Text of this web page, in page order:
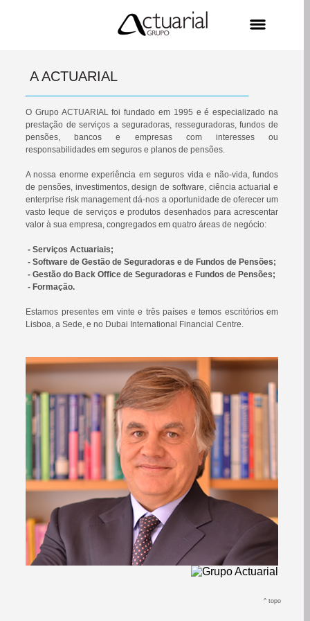
A ACTUARIAL
O Grupo ACTUARIAL foi fundado em 1995 e é especializado na
prestação de serviços a seguradoras, resseguradoras, fundos de
pensões, bancos e empresas com interesses ou
responsabilidades em seguros e planos de pensões.
A nossa enorme experiência em seguros vida e não-vida, fundos
de pensões, investimentos, design de software, ciência actuarial e
enterprise risk management dá-nos a oportunidade de oferecer um
vasto leque de serviços e produtos desenhados para acrescentar
valor à sua empresa, congregados em quatro áreas de negócio:
- Serviços Actuariais;
- Software de Gestão de Seguradoras e de Fundos de Pensões;
- Gestão do Back Office de Seguradoras e Fundos de Pensões;
- Formação.
Estamos presentes em vinte e três países e temos escritórios em
Lisboa, a Sede, e no Dubai International Financial Centre.
^ topo